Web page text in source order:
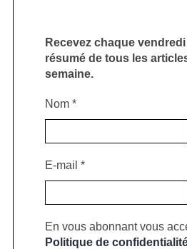
Recevez chaque
résumé de tous les
semaine.
Nom *
E-mail *
En vous abonnant vous
Politique de